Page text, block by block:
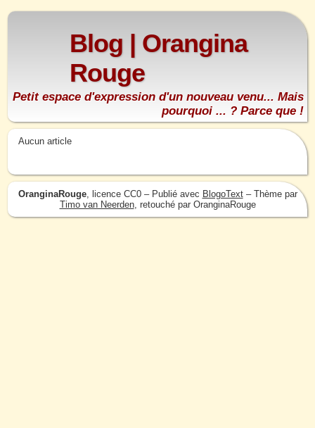
Blog | Orangina
Rouge
Petit espace d'expression d'un nouveau venu... Mais
pourquoi ... ? Parce que !
Aucun article
OranginaRouge, licence CC0 – Publié avec BlogoText– Thème par
Timo van Neerden, retouché par OranginaRouge